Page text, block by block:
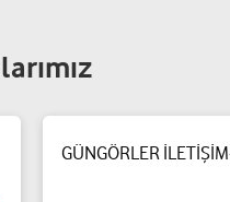
GÜNGÖRLER